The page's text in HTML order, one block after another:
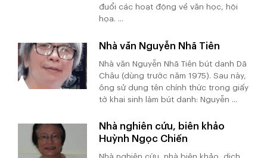
đuổi các hoạt động về văn học, hội
họa. ...
Nhà văn Nguyễn Nhã Tiên
Nhà văn Nguyễn Nhã Tiên bút danh Dã
Châu (dùng trước năm 1975). Sau này,
ông sử dụng tên chính thức trong giấy
tờ khai sinh làm bút danh: Nguyễn ...
Nhà nghiên cứu, biên khảo
Huỳnh Ngọc Chiến
Nhà nghiên cứu, nhà biên khảo, dịch